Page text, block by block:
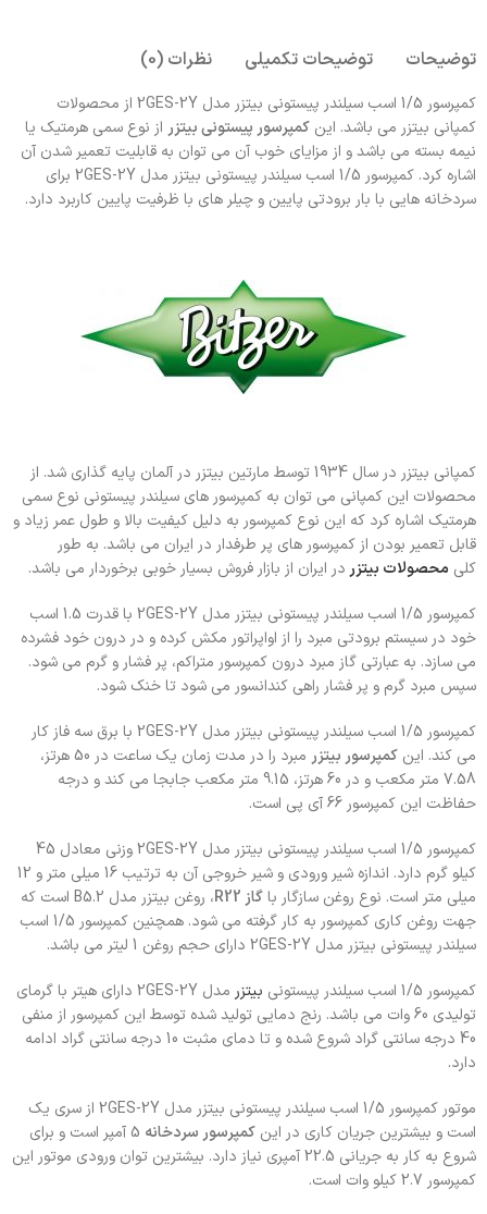
توضیحات توضیحات تکمیلی نظرات (0)
کمپرسور 1/5 اسب سیلندر پیستونی بیتزر مدل 2GES-2Y از محصولات
کمپانی بیتزر می باشد. این کمپرسور پیستونی بیتزر از نوع سمی هرمتیک یا
نیمه بسته می باشد و از مزایای خوب آن می توان به قابلیت تعمیر شدن آن
اشاره کرد. کمپرسور 1/5 اسب سیلندر پیستونی بیتزر مدل 2GES-2Y برای
سردخانه هایی با بار برودتی پایین و چیلر های با ظرفیت پایین کاربرد دارد.
کمپانی بیتزر در سال 1934 توسط مارتین بیتزر در آلمان پایه گذاری شد. از
محصولات این کمپانی می توان به کمپرسور های سیلندر پیستونی نوع سمی
هرمتیک اشاره کرد که این نوع کمپرسور به دلیل کیفیت بالا و طول عمر زیاد و
قابل تعمیر بودن از کمپرسور های پر طرفدار در ایران می باشد. به طور
کلی محصولات بیتزر در ایران از بازار فروش بسیار خوبی برخوردار می باشد.
کمپرسور 1/5 اسب سیلندر پیستونی بیتزر مدل 2GES-2Y با قدرت 1.5 اسب
خود در سیستم برودتی مبرد را از اواپراتور مکش کرده و در درون خود فشرده
می سازد. به عبارتی گاز مبرد درون کمپرسور متراکم، پر فشار و گرم می شود.
سپس مبرد گرم و پر فشار راهی کندانسور می شود تا خنک شود.
کمپرسور 1/5 اسب سیلندر پیستونی بیتزر مدل 2GES-2Y با برق سه فاز کار
می کند. این کمپرسور بیتزر
مبرد را در مدت زمان یک ساعت در 50 هرتز،
7.58 متر مکعب و در 60 هرتز، 9.15 متر مکعب جابجا می کند و درجه
حفاظت این کمپرسور 66 آی پی است.
کمپرسور 1/5 اسب سیلندر پیستونی بیتزر مدل 2GES-2Y وزنی معادل 45
کیلو گرم دارد. اندازه شیر ورودی و شیر خروجی آن به ترتیب 16 میلی متر و 12
میلی متر است. نوع روغن سازگار باگاز R22
، روغن بیتزر مدل B5.2 است که
جهت روغن کاری کمپرسور به کار گرفته می شود. همچنین کمپرسور 1/5 اسب
سیلندر پیستونی بیتزر مدل 2GES-2Y دارای حجم روغن 1 لیتر می باشد.
کمپرسور 1/5 اسب سیلندر پیستونی
بیتزر
مدل 2GES-2Y دارای هیتر با گرمای
تولیدی 60 وات می باشد. رنج دمایی تولید شده توسط این کمپرسور از منفی
40 درجه سانتی گراد شروع شده و تا دمای مثبت 10 درجه سانتی گراد ادامه
دارد.
موتور کمپرسور 1/5 اسب سیلندر پیستونی بیتزر مدل 2GES-2Y از سری یک
است و بیشترین جریان کاری در این کمپرسور سردخانه
5 آمپر است و برای
شروع به کار به جریانی 22.5 آمپری نیاز دارد. بیشترین توان ورودی موتور این
کمپرسور 2.7 کیلو وات است.